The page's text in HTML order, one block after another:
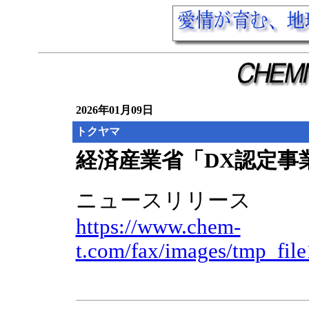
2026年01月09日
トクヤマ
経済産業省「DX認定事
ニュースリリース
https://www.chem-
t.com/fax/images/